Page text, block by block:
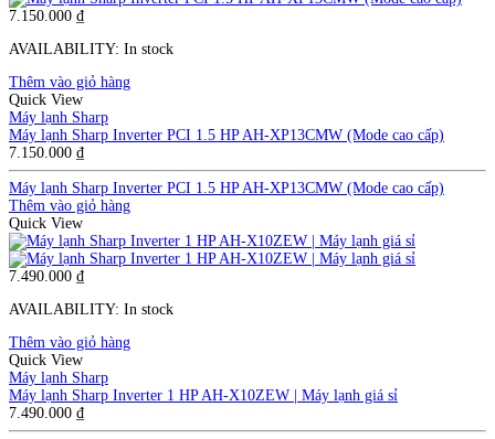
7.150.000 ₫
AVAILABILITY: In stock
Thêm vào giỏ hàng
Quick View
Máy lạnh Sharp
Máy lạnh Sharp Inverter PCI 1.5 HP AH-XP13CMW (Mode cao cấp)
7.150.000 ₫
Máy lạnh Sharp Inverter PCI 1.5 HP AH-XP13CMW (Mode cao cấp)
Thêm vào giỏ hàng
Quick View
7.490.000 ₫
AVAILABILITY: In stock
Thêm vào giỏ hàng
Quick View
Máy lạnh Sharp
Máy lạnh Sharp Inverter 1 HP AH-X10ZEW | Máy lạnh giá sỉ
7.490.000 ₫